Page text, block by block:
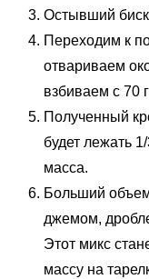
Остывший
Переходим к
отвариваем
взбиваем с 70
Полученный
будет лежать
масса.
Больший
джемом,
Этот микс
массу на